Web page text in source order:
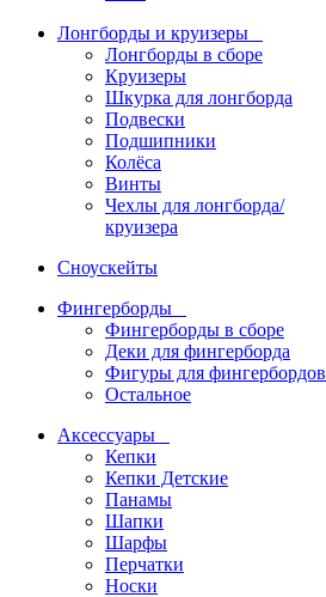
Лонгборды и круизеры
Лонгборды в сборе
Круизеры
Шкурка для лонгборда
Подвески
Подшипники
Колёса
Винты
Чехлы для лонгборда/
круизера
Сноускейты
Фингерборды
Фингерборды в сборе
Деки для фингерборда
Фигуры для фингербордов
Остальное
Аксессуары
Кепки
Кепки Детские
Панамы
Шапки
Шарфы
Перчатки
Носки